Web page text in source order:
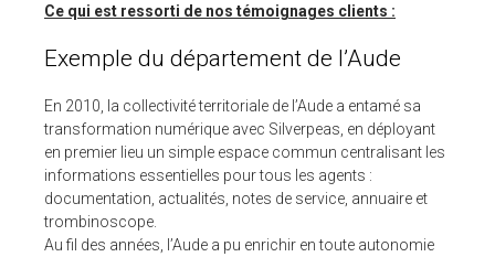
Ce qui est ressorti de nos témoignages clients :
Exemple du département de l’Aude
En 2010, la collectivité territoriale de l’Aude a entamé sa
transformation numérique avec Silverpeas, en déployant
en premier lieu un simple espace commun centralisant les
informations essentielles pour tous les agents :
documentation, actualités, notes de service, annuaire et
trombinoscope.
Au fil des années, l’Aude a pu enrichir en toute autonomie